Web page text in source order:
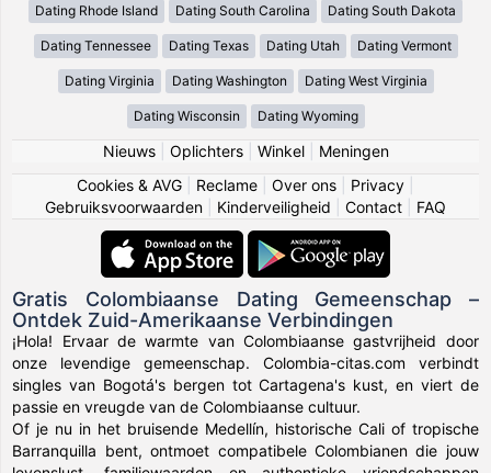
Dating Rhode Island Dating South Carolina Dating South Dakota
Dating Tennessee Dating Texas Dating Utah Dating Vermont
Dating Virginia Dating Washington Dating West Virginia
Dating Wisconsin Dating Wyoming
Nieuws| Oplichters| Winkel| Meningen
Cookies & AVG
Reclame Over ons Privacy
Gebruiksvoorwaarden
Kinderveiligheid Contact FAQ
Gratis Colombiaanse Dating Gemeenschap –
Ontdek Zuid-Amerikaanse Verbindingen
¡Hola! Ervaar de warmte van Colombiaanse gastvrijheid door
onze levendige gemeenschap. Colombia-citas.com verbindt
singles van Bogotá's bergen tot Cartagena's kust, en viert de
passie en vreugde van de Colombiaanse cultuur.
Of je nu in het bruisende Medellín, historische Cali of tropische
Barranquilla bent, ontmoet compatibele Colombianen die jouw